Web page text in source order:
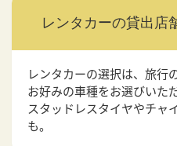
レンタカーの貸出店
レンタカーの選択は、旅行
お好みの車種をお選びいた
スタッドレスタイヤやチャ
も。